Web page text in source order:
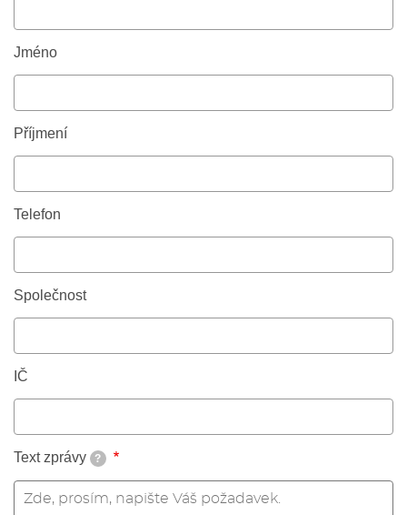
Jméno
Příjmení
Telefon
Společnost
IČ
Text zprávy ?